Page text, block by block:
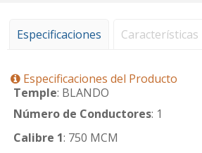
Especificaciones Características
Especificaciones del Producto
Temple: BLANDO
Número de Conductores: 1
Calibre 1: 750 MCM